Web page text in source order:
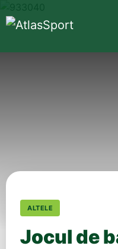
ALTELE
Jocul de